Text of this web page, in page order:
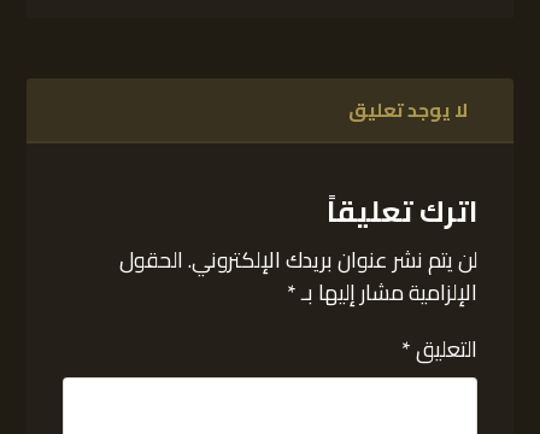
لا يوجد تعليق
اترك تعليقاً
لن يتم نشر عنوان بريدك الإلكتروني.الحقول
الإلزامية مشار إليها بـ*
التعليق*